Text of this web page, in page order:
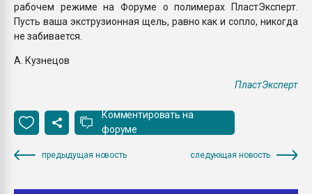
рабочем режиме на Форуме о полимерах ПластЭксперт.
Пусть ваша экструзионная щель, равно как и сопло, никогда
не забивается.
А. Кузнецов
ПластЭксперт
Комментировать на
форуме
предыдущая новость следующая новость